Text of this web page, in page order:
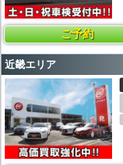
ご予約
近畿エリア